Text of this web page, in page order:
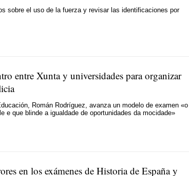
sobre el uso de la fuerza y revisar las identificaciones por
entre Xunta y universidades para organizar
Román Rodríguez, avanza un modelo de examen «o
e que blinde a igualdade de oportunidades da mocidade»
en los exámenes de Historia de España y